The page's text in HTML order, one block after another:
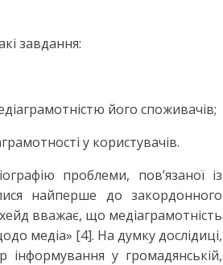
завдання:
його споживачів;
у користувачів.
проблеми, пов’язаної із
найперше до закордонного
вважає, що медіаграмотність
медіа» [4]. На думку дослідиці,
інформування у громадянській,